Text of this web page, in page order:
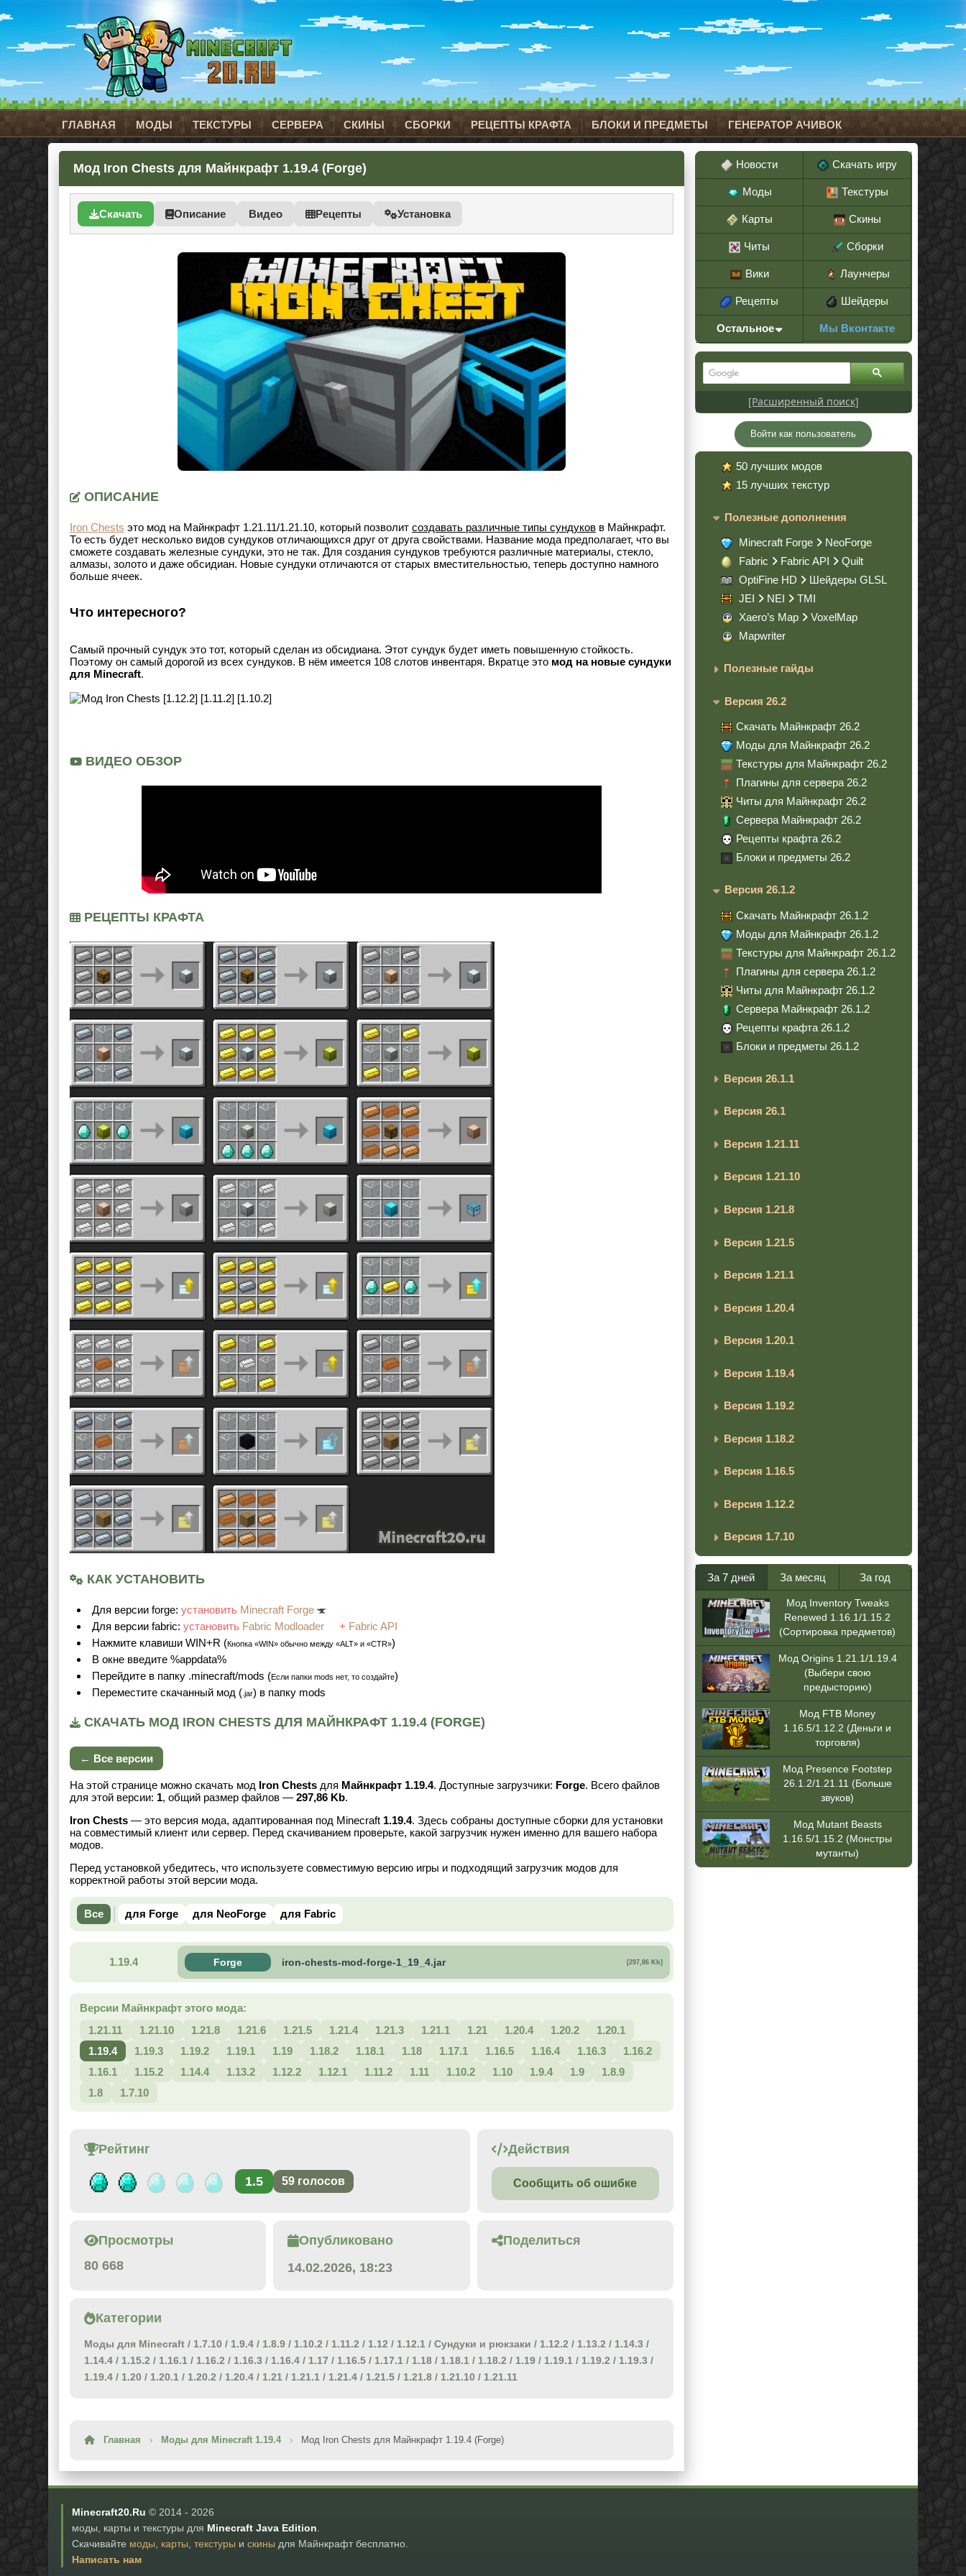
ГЛАВНАЯ МОДЫ ТЕКСТУРЫ СЕРВЕРА СКИНЫ СБОРКИ РЕЦЕПТЫ КРАФТА БЛОКИ И ПРЕДМЕТЫ ГЕНЕРАТОР АЧИВОК
Мод Iron Chests для Майнкрафт 1.19.4 (Forge)
Скачать Описание Видео Рецепты Установка
ОПИСАНИЕ
Iron Chests это мод на Майнкрафт 1.21.11/1.21.10, который позволит создавать различные типы сундуков в Майнкрафт.
То есть будет несколько видов сундуков отличающихся друг от друга свойствами. Название мода предполагает, что вы
сможете создавать железные сундуки, это не так. Для создания сундуков требуются различные материалы, стекло,
алмазы, золото и даже обсидиан. Новые сундуки отличаются от старых вместительностью, теперь доступно намного
больше ячеек.
Что интересного?
Самый прочный сундук это тот, который сделан из обсидиана. Этот сундук будет иметь повышенную стойкость.
Поэтому он самый дорогой из всех сундуков. В нём имеется 108 слотов инвентаря. Вкратце это мод на новые сундуки
для Minecraft.
ВИДЕО ОБЗОР
РЕЦЕПТЫ КРАФТА
КАК УСТАНОВИТЬ
Для версии forge: установить Minecraft Forge
Для версии fabric: установить Fabric Modloader + Fabric API
Нажмите клавиши WIN+R (Кнопка «WIN» обычно между «ALT» и «CTR»)
В окне введите %appdata%
Перейдите в папку .minecraft/mods (Если папки mods нет, то создайте)
Переместите скачанный мод ( .jar) в папку mods
СКАЧАТЬ МОД IRON CHESTS ДЛЯ МАЙНКРАФТ 1.19.4 (FORGE)
← Все версии
На этой странице можно скачать мод Iron Chests для Майнкрафт 1.19.4. Доступные загрузчики: Forge. Всего файлов
для этой версии: 1, общий размер файлов — 297,86 Kb.
Iron Chests — это версия мода, адаптированная под Minecraft 1.19.4. Здесь собраны доступные сборки для установки
на совместимый клиент или сервер. Перед скачиванием проверьте, какой загрузчик нужен именно для вашего набора
модов.
Перед установкой убедитесь, что используете совместимую версию игры и подходящий загрузчик модов для
корректной работы этой версии мода.
Все для Forge для NeoForge для Fabric
1.19.4 Forge iron-chests-mod-forge-1_19_4.jar [297,86 Kb]
Версии Майнкрафт этого мода:
1.21.11
1.21.10 1.21.8 1.21.6 1.21.5 1.21.4 1.21.3 1.21.1 1.21 1.20.4 1.20.2
1.20.1
1.19.4
1.19.3 1.19.2 1.19.1 1.19 1.18.2 1.18.1 1.18 1.17.1 1.16.5 1.16.4 1.16.3
1.16.2
1.16.1
1.15.2 1.14.4 1.13.2 1.12.2 1.12.1 1.11.2 1.11 1.10.2 1.10 1.9.4 1.9
1.8.9
1.8
1.7.10
Рейтинг
1.5 59 голосов
Действия
Сообщить об ошибке
Просмотры
80 668
Опубликовано
14.02.2026, 18:23
Поделиться
Категории
Моды для Minecraft / 1.7.10 / 1.9.4 / 1.8.9 / 1.10.2 / 1.11.2 / 1.12 / 1.12.1 / Сундуки и рюкзаки / 1.12.2 / 1.13.2 / 1.14.3 /
1.14.4 / 1.15.2 / 1.16.1 / 1.16.2 / 1.16.3 / 1.16.4 / 1.17 / 1.16.5 / 1.17.1 / 1.18 / 1.18.1 / 1.18.2 / 1.19 / 1.19.1 / 1.19.2 / 1.19.3 /
1.19.4 / 1.20 / 1.20.1 / 1.20.2 / 1.20.4 / 1.21 / 1.21.1 / 1.21.4 / 1.21.5 / 1.21.8 / 1.21.10 / 1.21.11
Главная › Моды для Minecraft 1.19.4 › Мод Iron Chests для Майнкрафт 1.19.4 (Forge)
Новости Скачать игру
Моды Текстуры
Карты Скины
Читы Сборки
Вики Лаунчеры
Рецепты Шейдеры
Остальное Мы Вконтакте
[Расширенный поиск]
Войти как пользователь
50 лучших модов
15 лучших текстур
Полезные дополнения
Minecraft Forge
NeoForge
Fabric
Fabric API
Quilt
OptiFine HD
Шейдеры GLSL
JEI
NEI
TMI
Xaero’s Map
VoxelMap
Mapwriter
Полезные гайды
Версия 26.2
Скачать Майнкрафт 26.2
Моды для Майнкрафт 26.2
Текстуры для Майнкрафт 26.2
Плагины для сервера 26.2
Читы для Майнкрафт 26.2
Сервера Майнкрафт 26.2
Рецепты крафта 26.2
Блоки и предметы 26.2
Версия 26.1.2
Скачать Майнкрафт 26.1.2
Моды для Майнкрафт 26.1.2
Текстуры для Майнкрафт 26.1.2
Плагины для сервера 26.1.2
Читы для Майнкрафт 26.1.2
Сервера Майнкрафт 26.1.2
Рецепты крафта 26.1.2
Блоки и предметы 26.1.2
Версия 26.1.1
Версия 26.1
Версия 1.21.11
Версия 1.21.10
Версия 1.21.8
Версия 1.21.5
Версия 1.21.1
Версия 1.20.4
Версия 1.20.1
Версия 1.19.4
Версия 1.19.2
Версия 1.18.2
Версия 1.16.5
Версия 1.12.2
Версия 1.7.10
За 7 дней За месяц За год
Мод Inventory Tweaks
Renewed 1.16.1/1.15.2
(Сортировка предметов)
Мод Origins 1.21.1/1.19.4
(Выбери свою
предысторию)
Мод FTB Money
1.16.5/1.12.2 (Деньги и
торговля)
Мод Presence Footstep
26.1.2/1.21.11 (Больше
звуков)
Мод Mutant Beasts
1.16.5/1.15.2 (Монстры
мутанты)
Minecraft20.Ru © 2014 - 2026
моды, карты и текстуры для Minecraft Java Edition
Скачивайте моды карты текстуры и скины для Майнкрафт бесплатно.
Написать нам